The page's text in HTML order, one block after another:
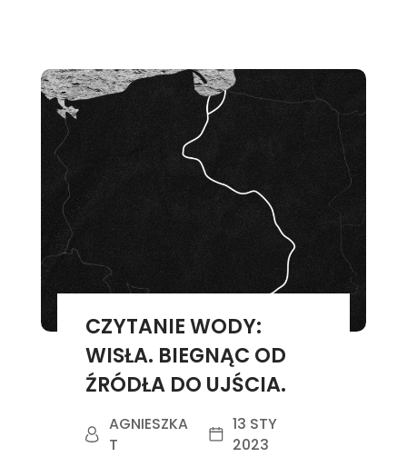
CZYTANIE WODY:
WISŁA. BIEGNĄC OD
ŹRÓDŁA DO UJŚCIA.
AGNIESZKA
T
13 STY
2023